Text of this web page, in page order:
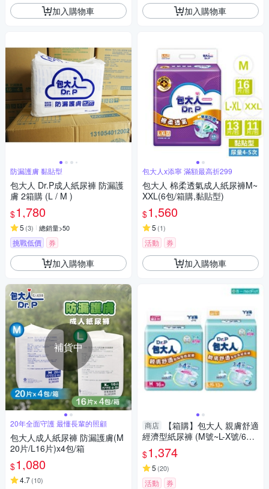
加入購物車
防漏護膚 黏貼型
包大人 Dr.P成人紙尿褲 防漏護
膚 2箱購 (L / M )
$1,780
5 (3) 總銷量>50
挑戰低價 券
加入購物車
補貨中
20年全面守護 最懂長輩的照顧
包大人成人紙尿褲 防漏護膚(M
20片/L16片)x4包/箱
$1,080
4.7(10)
加入購物車
包大人x添寧 滿額最高折299
包大人 棉柔透氣成人紙尿褲M~
XXL(6包/箱購,黏貼型)
$1,560
5 (1)
活動 券
加入購物車
商店
【箱購】包大人 親膚舒適
經濟型紙尿褲 (M號~L-X號/6包/
箱)｜新舊包裝隨機出貨【杏
一】
$1,374
5 (20)
活動 券